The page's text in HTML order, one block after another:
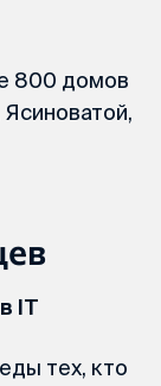
800 домов
IT
тех, кто